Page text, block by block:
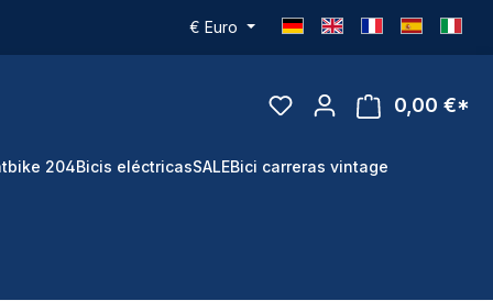
€ Euro
0,00 €*
204Bicis eléctricasSALEBici carreras vintage